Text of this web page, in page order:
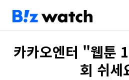
카카오엔터 "웹툰
회 쉬세